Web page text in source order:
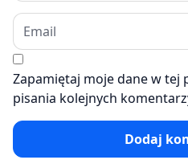
Zapamiętaj moje dane w tej
pisania kolejnych
Dodaj